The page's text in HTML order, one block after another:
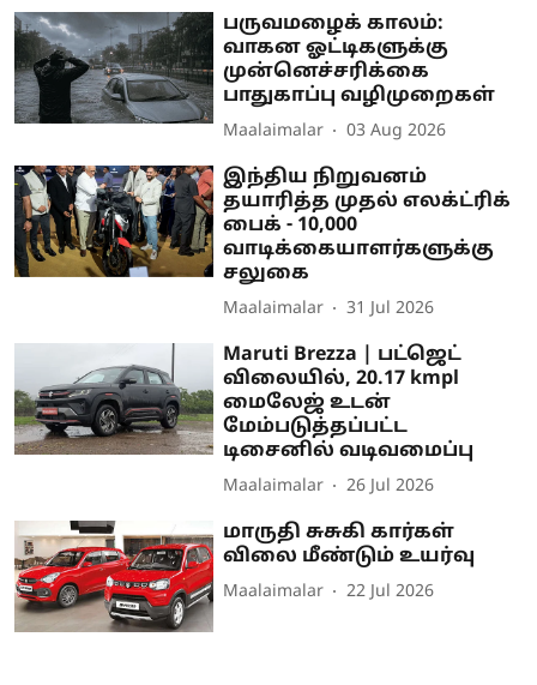
பருவமழைக் காலம்:
வாகன ஓட்டிகளுக்கு
முன்னெச்சரிக்கை
பாதுகாப்பு வழிமுறைகள்
Maalaimalar 03 Aug 2026
இந்திய நிறுவனம்
தயாரித்த முதல் எலக்ட்ரிக்
பைக் - 10,000
வாடிக்கையாளர்களுக்கு
சலுகை
Maalaimalar 31 Jul 2026
Maruti Brezza | பட்ஜெட்
விலையில், 20.17 kmpl
மைலேஜ் உடன்
மேம்படுத்தப்பட்ட
டிசைனில் வடிவமைப்பு
Maalaimalar 26 Jul 2026
மாருதி சுசுகி கார்கள்
விலை மீண்டும் உயர்வு
Maalaimalar 22 Jul 2026